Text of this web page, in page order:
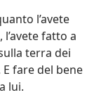
l’avete
fatto a
terra dei
fare del bene
lui.